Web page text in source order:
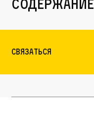
содержание
Связаться